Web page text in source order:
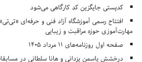
کدپستی جایگزین کد کارگاهی می‌شود
افتتاح رسمی آموزشگاه آزاد فنی و حرفه‌ای
مهارت‌آموزی حوزه مراقبت و زیبایی
صفحه اول روزنامه‌های 11 مرداد 1405
درخشش یاسمن یزدانی و هانا سلطانی در